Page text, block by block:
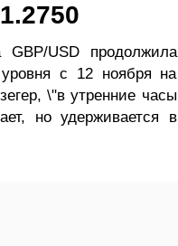
USD продолжила
уровня с 12 ноября на
\"в утренние часы
но удерживается в